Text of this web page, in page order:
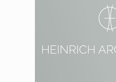
1998 Berlin Neukölln